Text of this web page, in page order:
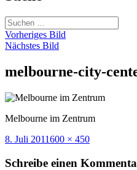
Suchen
nach:
Vorheriges Bild
Nächstes Bild
melbourne-city-
Melbourne im Zentrum
Veröffentlicht
8. Juli 2011Volle
600 × 450
Schreibe einen